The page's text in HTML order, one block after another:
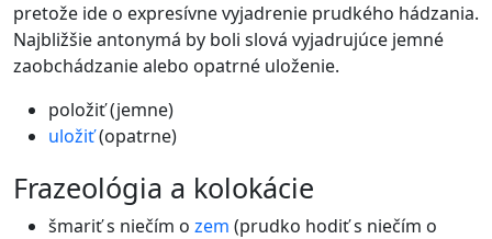
pretože ide o expresívne vyjadrenie prudkého hádzania.
Najbližšie antonymá by boli slová vyjadrujúce jemné
zaobchádzanie alebo opatrné uloženie.
položiť (jemne)
uložiť(opatrne)
frazeológia a kolokácie
šmariť s niečím o zem (prudko hodiť s niečím o